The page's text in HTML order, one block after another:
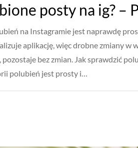
posty na ig? –
na Instagramie jest naprawdę
aplikację, więc drobne zmiany w
pozostaje bez zmian. Jak sprawdzić
polubień jest prosty i…